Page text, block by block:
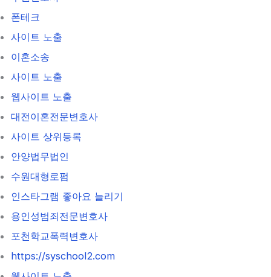
폰테크
사이트 노출
이혼소송
사이트 노출
웹사이트 노출
대전이혼전문변호사
사이트 상위등록
안양법무법인
수원대형로펌
인스타그램 좋아요 늘리기
용인성범죄전문변호사
포천학교폭력변호사
https://syschool2.com